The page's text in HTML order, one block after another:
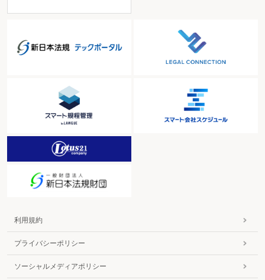
利用規約
プライバシーポリシー
ソーシャルメディアポリシー